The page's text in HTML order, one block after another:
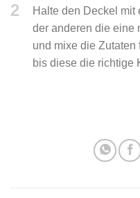
2
Halte den Deckel mit
der anderen die eine
und mixe die Zutaten
bis diese die richtige